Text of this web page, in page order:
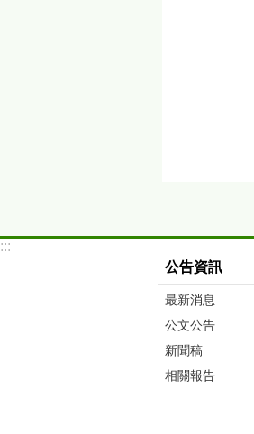
:::
公告資訊
最新消息
公文公告
新聞稿
相關報告